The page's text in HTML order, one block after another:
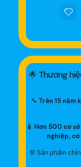
🌟 Thương
🔧 Trên 15 năm
🧴 Hơn 500 cơ
nghiệp,
💯 Sản phẩm